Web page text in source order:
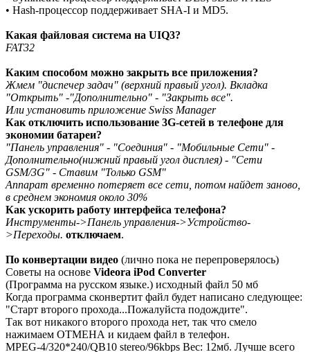
• Hash-процессор поддерживает SHA-I и MD5.
Какая файловая система на UIQ3?
FAT32
Каким способом можно закрыть все приложения?
Жмем "диспечер задач" (верхний правый угол). Вкладка
"Открыть" -"Дополнительно" - "Закрыть все".
Или установить приложение Swiss Manager
Как отключить использование 3G-сетей в телефоне для
экономии батареи?
"Панель управления" - "Соединия" - "Мобильные Сети" -
Дополнительно(нижний правый угол дисплея) - "Сети
GSM/3G" - Ставим "Только GSM"
Аппарат временно потеряет все сети, потом найдет заново,
в среднем экономия около 30%
Как ускорить работу интерфейса телефона?
Инструменты->Панель управления->Устройство-
>Переходы. отключаем.
По конвертации видео (лично пока не перепроверялось)
Советы на основе Videora iPod Converter
(Программа на русском языке.) исходный файл 50 мб
Когда программа сконвертит файл будет написано следующее:
"Старт второго прохода...Пожалуйста подождите".
Так вот никакого второго прохода нет, так что смело
нажимаем ОТМЕНА и кидаем файл в телефон.
MPEG-4/320*240/QB10 stereo/96kbps Вес: 12мб. Лучше всего